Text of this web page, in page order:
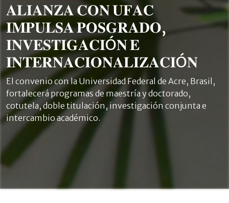
𝐀𝐋𝐈𝐀𝐍𝐙𝐀 𝐂𝐎𝐍 𝐔𝐅𝐀𝐂
𝐈𝐌𝐏𝐔𝐋𝐒𝐀 𝐏𝐎𝐒𝐆𝐑𝐀𝐃𝐎,
𝐈𝐍𝐕𝐄𝐒𝐓𝐈𝐆𝐀𝐂𝐈Ó𝐍 𝐄
𝐈𝐍𝐓𝐄𝐑𝐍𝐀𝐂𝐈𝐎𝐍𝐀𝐋𝐈𝐙𝐀𝐂𝐈Ó𝐍
El convenio con la Universidad Federal de Acre, Brasil,
fortalecerá programas de maestría y doctorado,
cotutela, doble titulación, investigación conjunta e
intercambio académico.